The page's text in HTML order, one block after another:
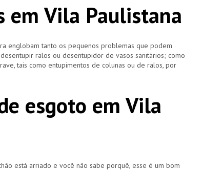
em Vila Paulistana
englobam tanto os pequenos problemas que podem
ralos ou desentupidor de vasos sanitários; como
tais como entupimentos de colunas ou de ralos, por
esgoto em Vila
está arriado e você não sabe porquê, esse é um bom